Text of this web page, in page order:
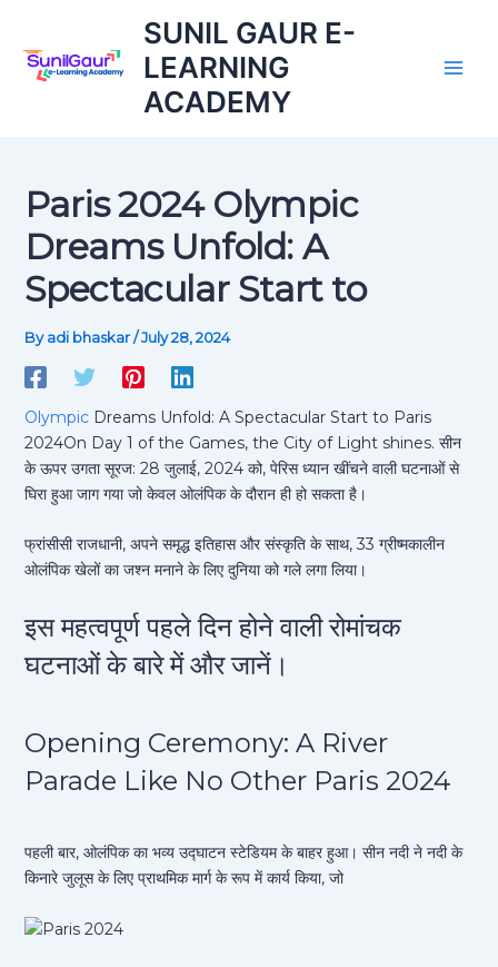
content
SUNIL GAUR E-
LEARNING
ACADEMY
Paris 2024 Olympic
Dreams Unfold: A
Spectacular Start to
Byadi bhaskar/July 28, 2024
OlympicDreams Unfold: A Spectacular Start to Paris
2024On Day 1 of the Games, the City of Light shines. सीन
के ऊपर उगता सूरज: 28 जुलाई, 2024 को, पेरिस ध्यान खींचने वाली घटनाओं से
घिरा हुआ जाग गया जो केवल ओलंपिक के दौरान ही हो सकता है।
फ्रांसीसी राजधानी, अपने समृद्ध इतिहास और संस्कृति के साथ, 33 ग्रीष्मकालीन
ओलंपिक खेलों का जश्न मनाने के लिए दुनिया को गले लगा लिया।
इस महत्वपूर्ण पहले दिन होने वाली रोमांचक
घटनाओं के बारे में और जानें।
Opening Ceremony: A River
Parade Like No Other Paris 2024
पहली बार, ओलंपिक का भव्य उद्घाटन स्टेडियम के बाहर हुआ। सीन नदी ने नदी के
किनारे जुलूस के लिए प्राथमिक मार्ग के रूप में कार्य किया, जो
c
h